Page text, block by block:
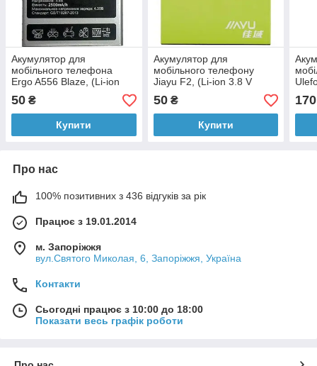
Акумулятор для
мобільного телефона
Ergo A556 Blaze, (Li-ion
50 ₴
Купити
Акумулятор для
мобільного телефону
Jiayu F2, (Li-ion 3.8 V
50₴
Купити
170
Про нас
100% позитивних з 436 відгуків за рік
Працює з 19.01.2014
м. Запоріжжя
вул.Святого Миколая, 6, Запоріжжя, Україна
Контакти
Сьогодні працює з 10:00 до 18:00
Показати весь графік роботи